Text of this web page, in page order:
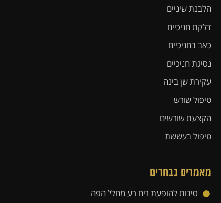
הלבנת שיניים
דלקת חניכיים
כאב בחניכיים
נסיגת חניכיים
עקירת שן בינה
טיפול שורש
הקצעת שורשים
טיפול בעששת
מאמרים נבחרים
סיבות להופעת ריח רע מחלל הפה